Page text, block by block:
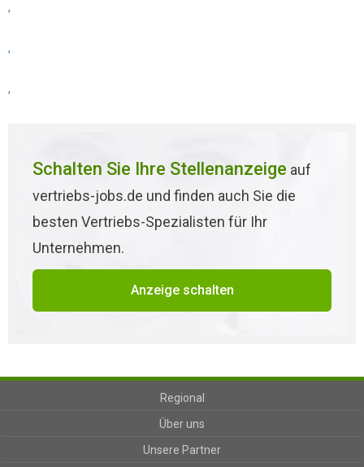
,
,
,
Schalten Sie Ihre Stellenanzeige auf
vertriebs-jobs.de und finden auch Sie die
besten Vertriebs-Spezialisten für Ihr
Unternehmen.
Anzeige schalten
Regional
Über uns
Unsere Partner